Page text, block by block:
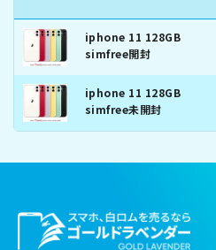
iphone 11 128GB
simfree開封
iphone 11 128GB
simfree未開封